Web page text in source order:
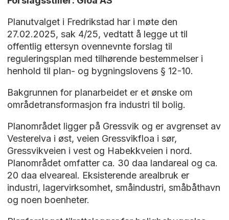
Planutvalget i Fredrikstad har i møte den
27.02.2025, sak 4/25, vedtatt å legge ut til
offentlig ettersyn ovennevnte forslag til
reguleringsplan med tilhørende bestemmelser i
henhold til plan- og bygningslovens § 12-10.
Bakgrunnen for planarbeidet er et ønske om
områdetransformasjon fra industri til bolig.
Planområdet ligger på Gressvik og er avgrenset av
Vesterelva i øst, veien Gressvikfloa i sør,
Gressvikveien i vest og Habekkveien i nord.
Planområdet omfatter ca. 30 daa landareal og ca.
20 daa elveareal. Eksisterende arealbruk er
industri, lagervirksomhet, småindustri, småbåthavn
og noen boenheter.